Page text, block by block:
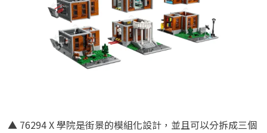
▲ 76294 X 學院是街景的模組化設計，並且可以分拆成三個